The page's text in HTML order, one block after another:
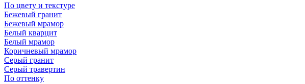
По цвету и текстуре
Бежевый гранит
Бежевый мрамор
Белый кварцит
Белый мрамор
Коричневый мрамор
Серый гранит
Серый травертин
По оттенку